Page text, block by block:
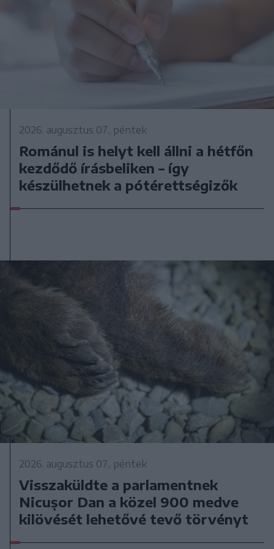
2026. augusztus 07., péntek
Románul is helyt kell állni a hétfőn
kezdődő írásbeliken – így
készülhetnek a pótérettségizők
2026. augusztus 07., péntek
Visszaküldte a parlamentnek
Nicușor Dan a közel 900 medve
kilövését lehetővé tevő törvényt